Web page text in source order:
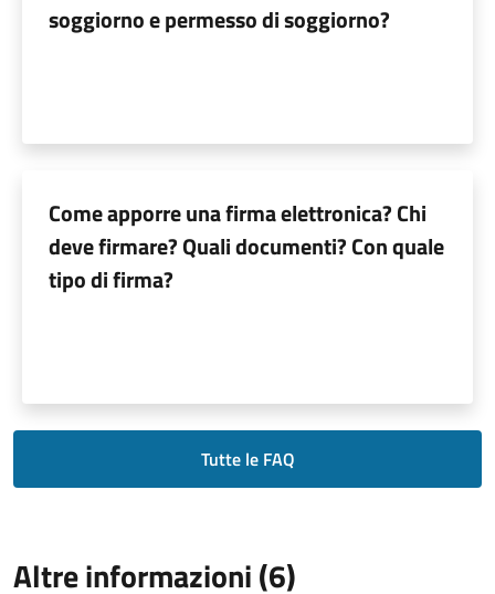
soggiorno e permesso di soggiorno?
Come apporre una firma elettronica? Chi
deve firmare? Quali documenti? Con quale
tipo di firma?
Tutte le FAQ
Altre informazioni (6)